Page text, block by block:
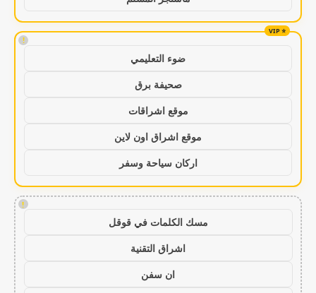
!
ضوء التعليمي
صحيفة برق
موقع اشراقات
موقع اشراق اون لاين
اركان سياحة وسفر
!
مسك الكلمات في قوقل
اشراق التقنية
ان سفن